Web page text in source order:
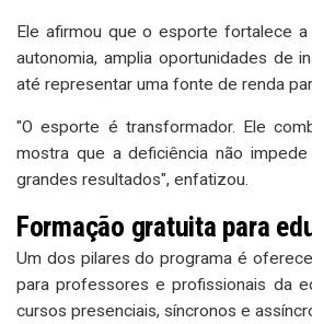
Ele afirmou que o esporte fortalece a
autonomia, amplia oportunidades de
até representar uma fonte de renda
"O esporte é transformador. Ele
mostra que a deficiência não
grandes resultados", enfatizou.
Formação gratuita para
Um dos pilares do programa é
para professores e profissionais da
cursos presenciais, síncronos e